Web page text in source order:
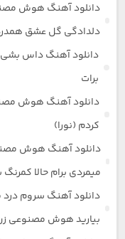
دانلود آهنگ هوش
دلدادگی گل عشق
دانلود آهنگ داس
برات
دانلود آهنگ هوش
کردم (نورا)
دانلود آهنگ هوش
میمردی برام حالا
دانلود آهنگ سروم درد
بیارید هوش مصنوعی